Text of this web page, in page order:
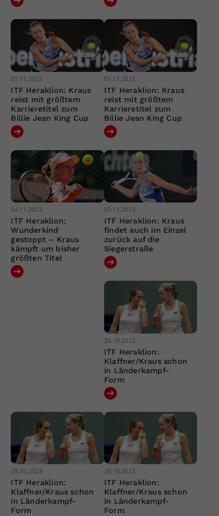
05.11.2023
ITF Heraklion: Kraus
reist mit größtem
Karrieretitel zum
Billie Jean King Cup
05.11.2023
ITF Heraklion: Kraus
reist mit größtem
Karrieretitel zum
Billie Jean King Cup
04.11.2023
ITF Heraklion:
Wunderkind
gestoppt – Kraus
kämpft um bisher
größten Titel
03.11.2023
ITF Heraklion: Kraus
findet auch im Einzel
zurück auf die
Siegerstraße
28.10.2023
ITF Heraklion:
Klaffner/Kraus schon
in Länderkampf-
Form
28.10.2023
ITF Heraklion:
Klaffner/Kraus schon
in Länderkampf-
Form
28.10.2023
ITF Heraklion:
Klaffner/Kraus schon
in Länderkampf-
Form